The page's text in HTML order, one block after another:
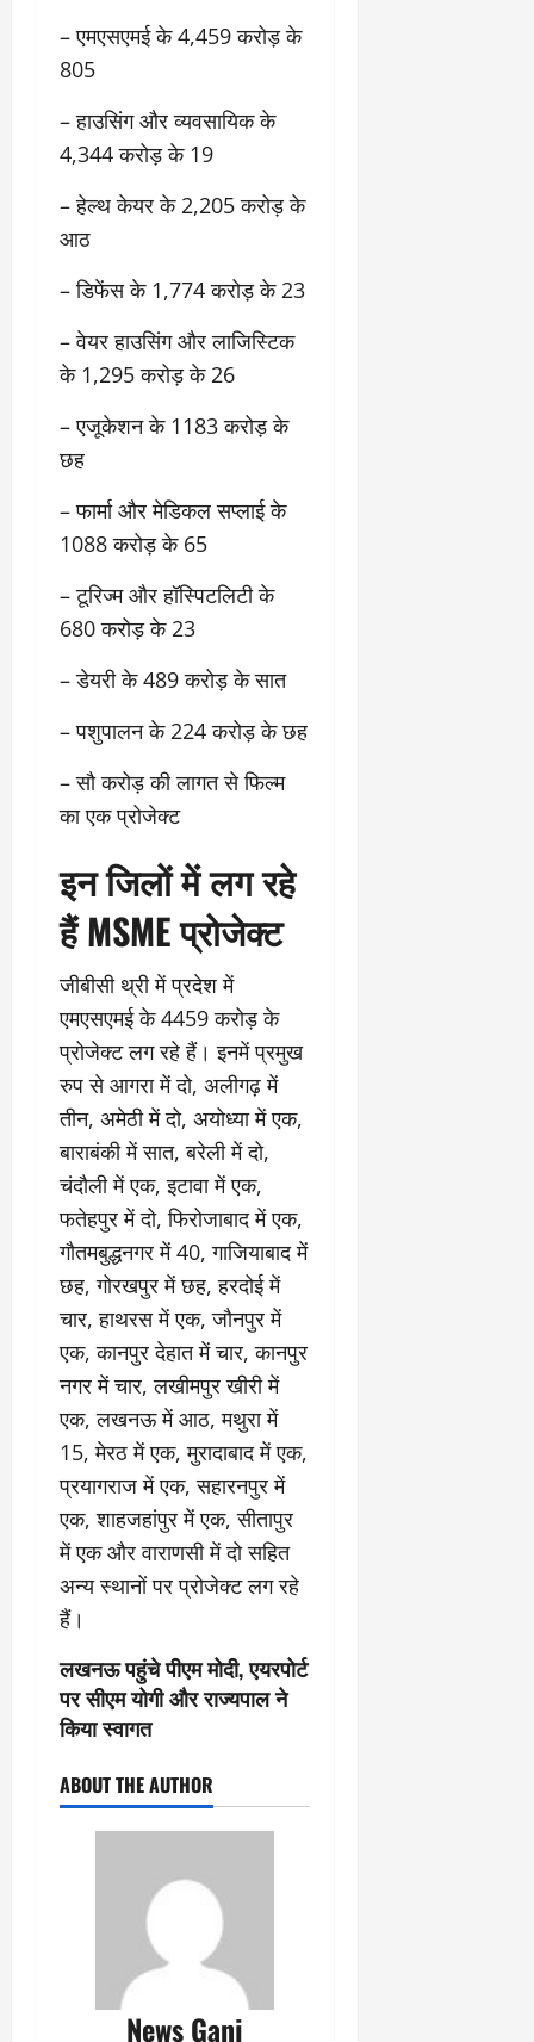
– एमएसएमई के 4,459 करोड़ के
805
– हाउसिंग और व्यवसायिक के
4,344 करोड़ के 19
– हेल्थ केयर के 2,205 करोड़ के
आठ
– डिफेंस के 1,774 करोड़ के 23
– वेयर हाउसिंग और लाजिस्टिक
के 1,295 करोड़ के 26
– एजूकेशन के 1183 करोड़ के
छह
– फार्मा और मेडिकल सप्लाई के
1088 करोड़ के 65
– टूरिज्म और हॉस्पिटलिटी के
680 करोड़ के 23
– डेयरी के 489 करोड़ के सात
– पशुपालन के 224 करोड़ के छह
– सौ करोड़ की लागत से फिल्म
का एक प्रोजेक्ट
इन जिलों में लग रहे
हैं MSME प्रोजेक्ट
जीबीसी थ्री में प्रदेश में
एमएसएमई के 4459 करोड़ के
प्रोजेक्ट लग रहे हैं। इनमें प्रमुख
रुप से आगरा में दो, अलीगढ़ में
तीन, अमेठी में दो, अयोध्या में एक,
बाराबंकी में सात, बरेली में दो,
चंदौली में एक, इटावा में एक,
फतेहपुर में दो, फिरोजाबाद में एक,
गौतमबुद्धनगर में 40, गाजियाबाद में
छह, गोरखपुर में छह, हरदोई में
चार, हाथरस में एक, जौनपुर में
एक, कानपुर देहात में चार, कानपुर
नगर में चार, लखीमपुर खीरी में
एक, लखनऊ में आठ, मथुरा में
15, मेरठ में एक, मुरादाबाद में एक,
प्रयागराज में एक, सहारनपुर में
एक, शाहजहांपुर में एक, सीतापुर
में एक और वाराणसी में दो सहित
अन्य स्थानों पर प्रोजेक्ट लग रहे
हैं।
लखनऊ पहुंचे पीएम मोदी, एयरपोर्ट
पर सीएम योगी और राज्यपाल ने
किया स्वागत
ABOUT THE AUTHOR
News Ganj